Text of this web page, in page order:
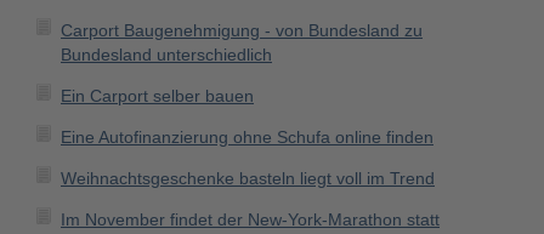
Carport Baugenehmigung - von Bundesland zu
Bundesland unterschiedlich
Ein Carport selber bauen
Eine Autofinanzierung ohne Schufa online finden
Weihnachtsgeschenke basteln liegt voll im Trend
Im November findet der New-York-Marathon statt